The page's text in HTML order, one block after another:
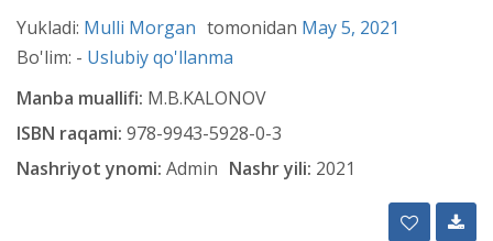
Yukladi: Mulli Morgan tomonidan May 5, 2021
Bo'lim: - Uslubiy qo'llanma
Manba muallifi: M.B.KALONOV
ISBN raqami: 978-9943-5928-0-3
Nashriyot ynomi: Admin Nashr yili: 2021